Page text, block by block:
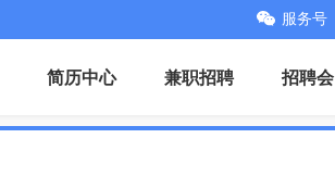
服务号
简历中心 兼职招聘 招聘会